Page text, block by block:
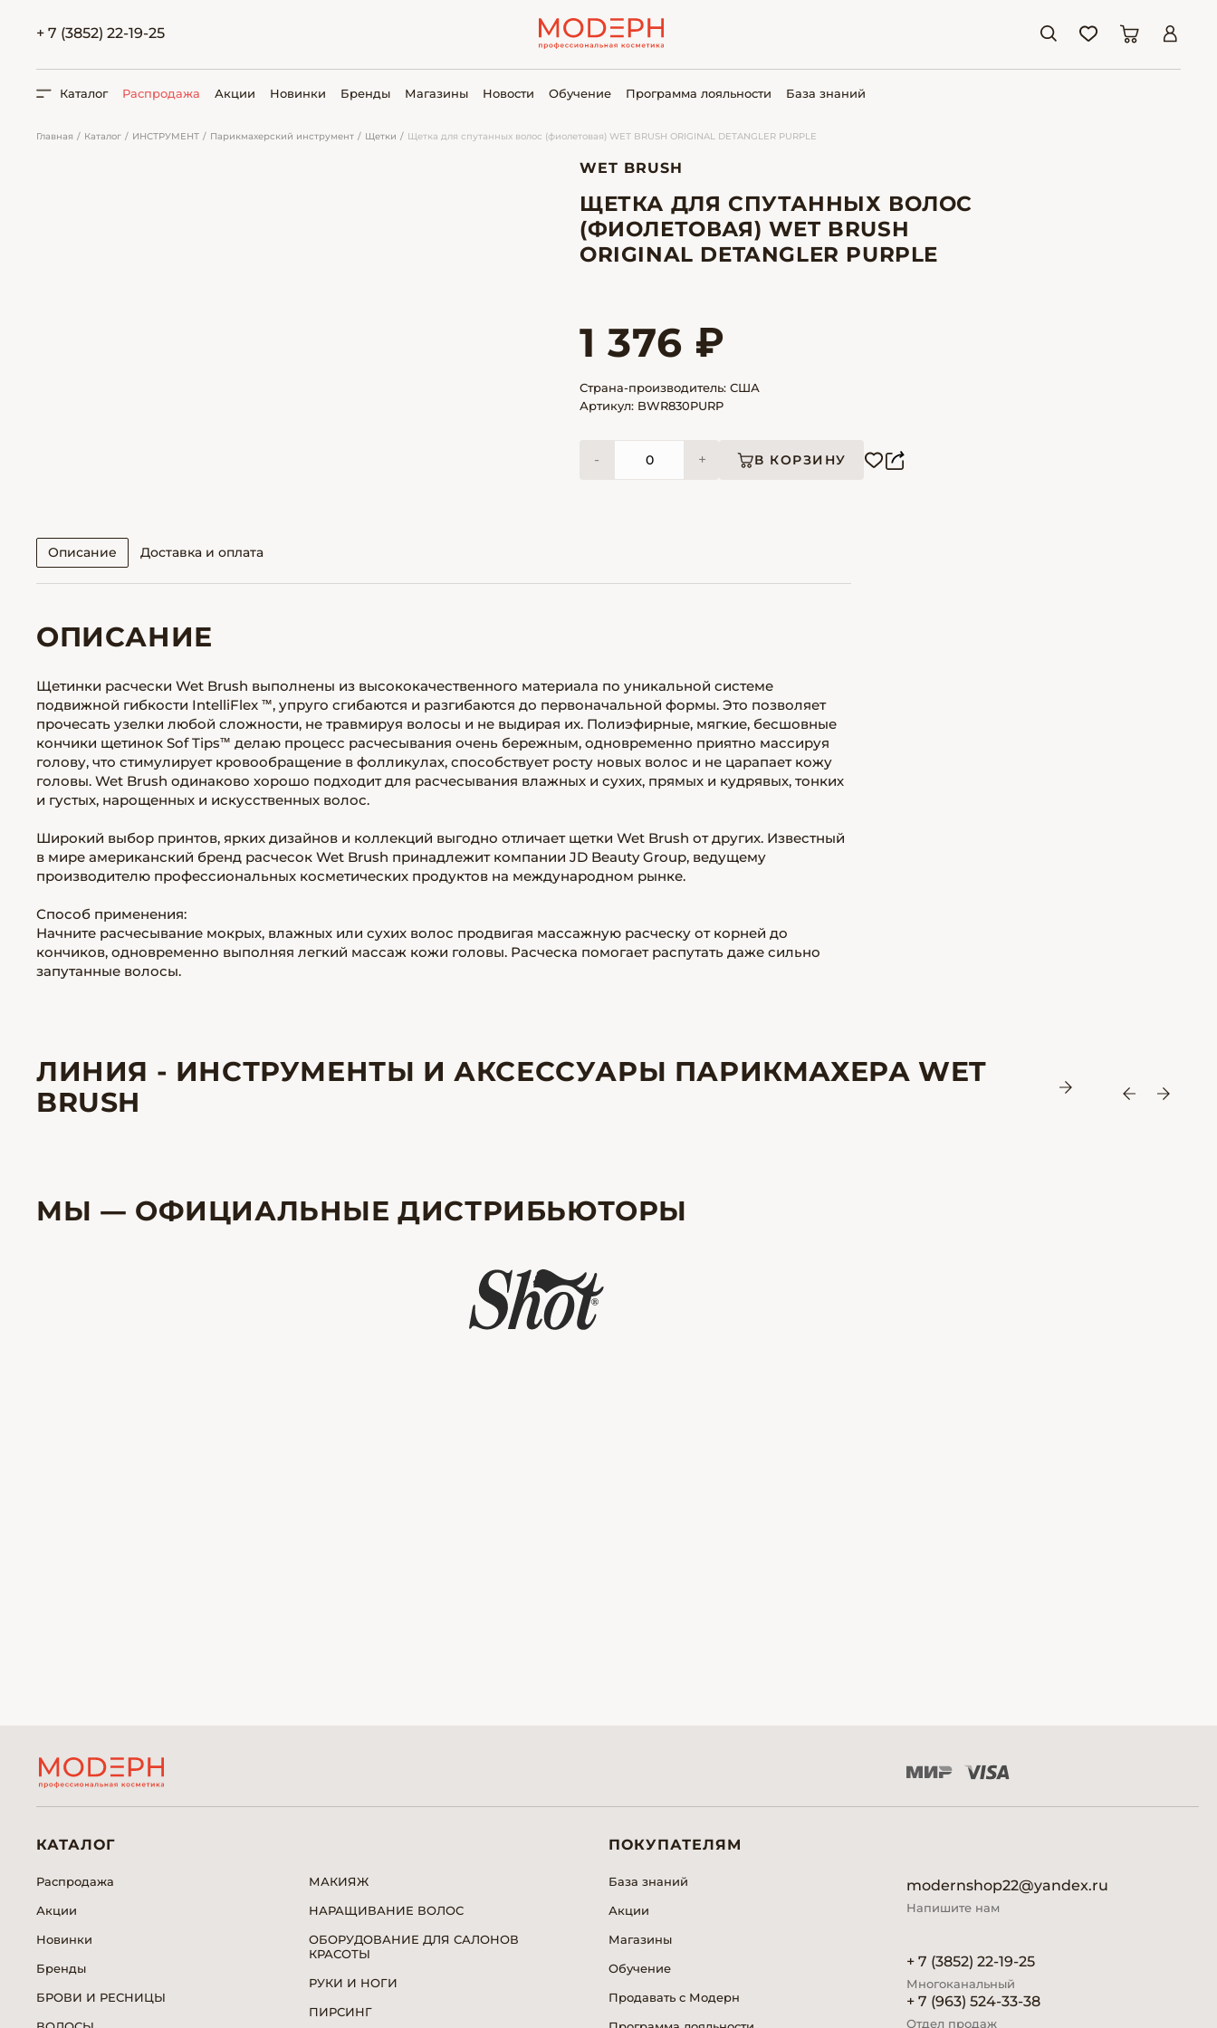
+ 7 (3852) 22-19-25
Каталог Распродажа Акции Новинки Бренды Магазины Новости Обучение Программа лояльности База знаний
Главная Каталог ИНСТРУМЕНТ Парикмахерский инструмент Щетки Щетка для спутанных волос (фиолетовая) WET BRUSH ORIGINAL DETANGLER PURPLE
WET BRUSH
ЩЕТКА ДЛЯ СПУТАННЫХ ВОЛОС
(ФИОЛЕТОВАЯ) WET BRUSH
ORIGINAL DETANGLER PURPLE
1 376 ₽
Страна-производитель: США
Артикул: BWR830PURP
- + В КОРЗИНУ
Описание Доставка и оплата
ОПИСАНИЕ
Щетинки расчески Wet Brush выполнены из высококачественного материала по уникальной системе
подвижной гибкости IntelliFlex ™, упруго сгибаются и разгибаются до первоначальной формы. Это позволяет
прочесать узелки любой сложности, не травмируя волосы и не выдирая их. Полиэфирные, мягкие, бесшовные
кончики щетинок Sof Tips™ делаю процесс расчесывания очень бережным, одновременно приятно массируя
голову, что стимулирует кровообращение в фолликулах, способствует росту новых волос и не царапает кожу
головы. Wet Brush одинаково хорошо подходит для расчесывания влажных и сухих, прямых и кудрявых, тонких
и густых, нарощенных и искусственных волос.
Широкий выбор принтов, ярких дизайнов и коллекций выгодно отличает щетки Wet Brush от других. Известный
в мире американский бренд расчесок Wet Brush принадлежит компании JD Beauty Group, ведущему
производителю профессиональных косметических продуктов на международном рынке.
Способ применения:
Начните расчесывание мокрых, влажных или сухих волос продвигая массажную расческу от корней до
кончиков, одновременно выполняя легкий массаж кожи головы. Расческа помогает распутать даже сильно
запутанные волосы.
ЛИНИЯ - ИНСТРУМЕНТЫ И АКСЕССУАРЫ ПАРИКМАХЕРА WET
BRUSH
МЫ — ОФИЦИАЛЬНЫЕ ДИСТРИБЬЮТОРЫ
modernshop22@yandex.ru
Напишите нам
+ 7 (3852) 22-19-25
Многоканальный
+ 7 (963) 524-33-38
Отдел продаж
КАТАЛОГ
Распродажа
Акции
Новинки
Бренды
БРОВИ И РЕСНИЦЫ
МАКИЯЖ
НАРАЩИВАНИЕ ВОЛОС
ОБОРУДОВАНИЕ ДЛЯ САЛОНОВ
КРАСОТЫ
РУКИ И НОГИ
ПИРСИНГ
ПОКУПАТЕЛЯМ
База знаний
Акции
Магазины
Обучение
Продавать с Модерн